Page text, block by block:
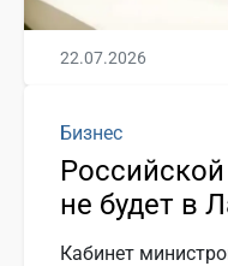
22.07.2026
Бизнес
не будет в
Кабинет